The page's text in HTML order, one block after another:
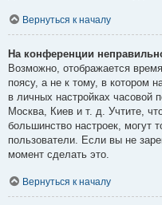
Вернуться к началу
На конференции
Возможно, отображается
поясу, а не к тому, в котором
в личных настройках часовой
Москва, Киев и т. д. Учтите,
большинство настроек, могут
пользователи. Если вы не
момент сделать это.
Вернуться к началу